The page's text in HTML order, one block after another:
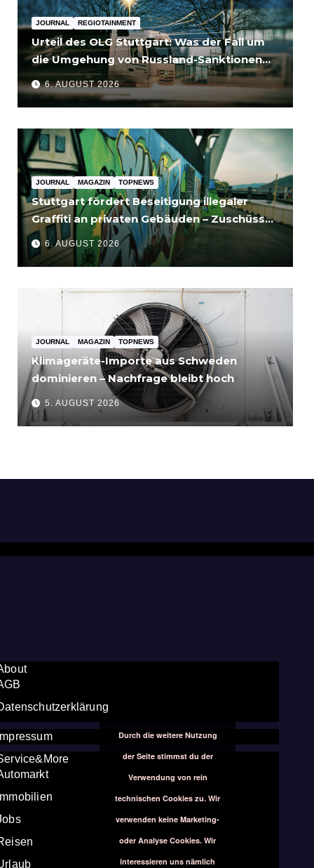
JOURNAL REGIOTAINMENT
Urteil des OLG Stuttgart: Was der Fall um
die Umgehung von Russland-Sanktionen
für Unternehmen bedeutet
6. AUGUST 2026
JOURNAL MAGAZIN TOPNEWS
Stuttgart fördert Beseitigung illegaler
Graffiti an privaten Gebäuden – Zuschüsse
bis 3.500 Euro
6. AUGUST 2026
JOURNAL MAGAZIN TOPNEWS
Klimageräte-Importe aus Schweden
dominieren – Nachfrage bleibt hoch
5. AUGUST 2026
Durch die weitere Nutzung
der Seite stimmst du der
Verwendung von rein
technischen Cookies zu. Wir
verwenden keine Marketing-
oder Analyse Cookies. Wir
interessieren uns nämlich